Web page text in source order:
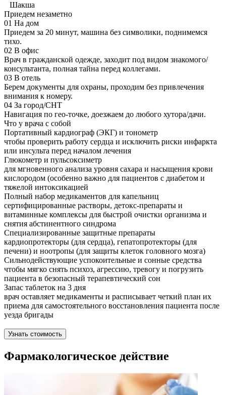
Шакша
Приедем незаметно
01 На дом
Приедем за 20 минут, машина без символики, поднимемся
тихо.
02 В офис
Врач в гражданской одежде, заходит под видом знакомого/
консультанта, полная тайна перед коллегами.
03 В отель
Берем документы для охраны, проходим без привлечения
внимания к номеру.
04 За город/СНТ
Навигация по гео-точке, доезжаем до любого хутора/дачи.
Что у врача с собой
Портативный кардиограф (ЭКГ) и тонометр
чтобы проверить работу сердца и исключить риски инфаркта
или инсульта перед началом лечения
Глюкометр и пульсоксиметр
для мгновенного анализа уровня сахара и насыщения крови
кислородом (особенно важно для пациентов с диабетом и
тяжелой интоксикацией
Полный набор медикаментов для капельниц
сертифицированные растворы, детокс-препараты и
витаминные комплексы для быстрой очистки организма и
снятия абстинентного синдрома
Специализированные защитные препараты
кардиопротекторы (для сердца), гепатопротекторы (для
печени) и ноотропы (для защиты клеток головного мозга)
Сильнодействующие успокоительные и сонные средства
чтобы мягко снять психоз, агрессию, тревогу и погрузить
пациента в безопасный терапевтический сон
Запас таблеток на 3 дня
врач оставляет медикаменты и расписывает четкий план их
приема для самостоятельного восстановления пациента после
уезда бригады
Узнать стоимость
Фармакологическое действие